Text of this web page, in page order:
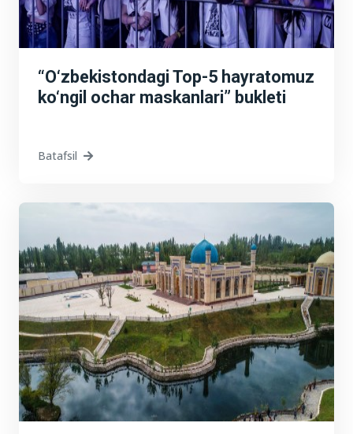
“O‘zbekistondagi Top-5 hayratomuz
ko‘ngil ochar maskanlari” bukleti
Batafsil